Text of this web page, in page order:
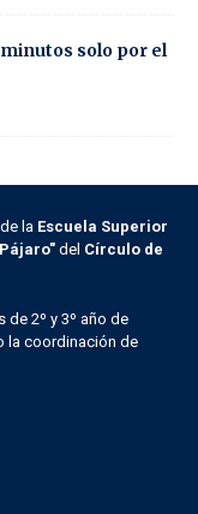
solo por el
la Escuela Superior
del Círculo de
2º y 3º año de
la coordinación de